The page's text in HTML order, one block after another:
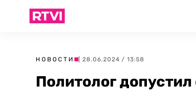
НОВОСТИ | 28.06.2024 / 13:58
Политолог